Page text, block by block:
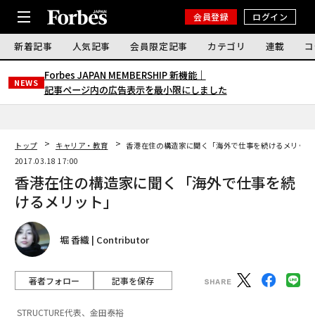
会員登録 ログイン
新着記事 人気記事 会員限定記事 カテゴリ 連載
NEWS
Forbes JAPAN MEMBERSHIP 新機能｜
記事ページ内の広告表示を最小限にしました
トップ キャリア・教育
香港在住の構造家に聞く「海外で仕事を続けるメリット
2017.03.18 17:00
香港在住の構造家に聞く「海外で仕事を続
けるメリット」
堀 香織 | Contributor
著者フォロー 記事を保存
STRUCTURE代表、金田泰裕